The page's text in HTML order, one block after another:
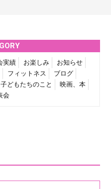
実績 お楽しみ
お知らせ
フィットネス
ブログ
子どもたちのこと
映画、本
会